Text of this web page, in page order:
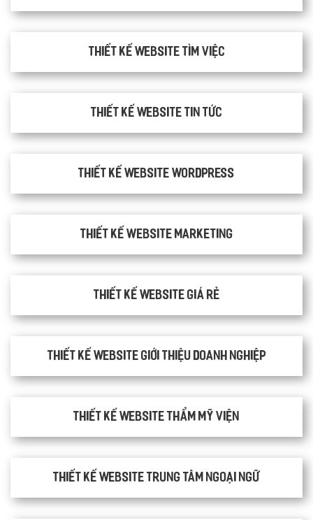
thiết kế website tìm việc
Thiết kế website tin tức
Thiết kế website WordPress
Thiết kế Website Marketing
Thiết kế website giá rẻ
Thiết kế website giới thiệu doanh nghiệp
Thiết kế website thẩm mỹ viện
Thiết kế website trung tâm ngoại ngữ